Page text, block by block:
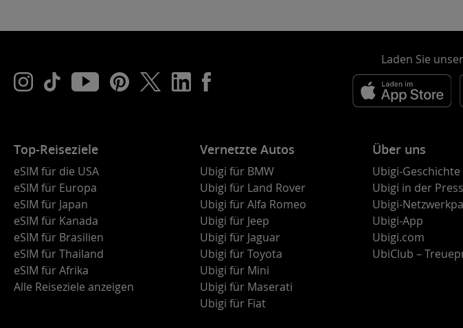
Laden Sie
Top-Reiseziele
eSIM für die USA
eSIM für Europa
eSIM für Japan
eSIM für Kanada
eSIM für Brasilien
eSIM für Thailand
eSIM für Afrika
Alle Reiseziele anzeigen
Vernetzte Autos
Ubigi für BMW
Ubigi für Land Rover
Ubigi für Alfa Romeo
Ubigi für Jeep
Ubigi für Jaguar
Ubigi für Toyota
Ubigi für Mini
Ubigi für Maserati
Ubigi für Fiat
Über uns
Ubigi-Geschichte
Ubigi in der
Ubigi-
Ubigi-App
Ubigi.com
UbiClub –